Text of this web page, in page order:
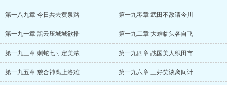
第一八九章 今日共去黄泉路 第一九零章 武田不敌请今川
第一九一章 黑云压城城欲摧 第一九二章 大难临头各自飞
第一九三章 刺蛇七寸定美浓 第一九四章 战国美人织田市
第一九五章 貌合神离上洛难 第一九六章 三好笑谈离间计